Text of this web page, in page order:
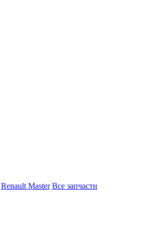
Renault Master Все запчасти